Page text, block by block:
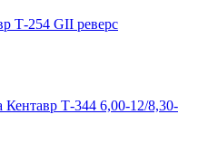
Т-254 GII реверс
Т-344 6,00-12/8,30-